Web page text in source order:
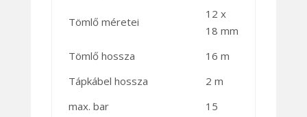
Tömlő méretei
12 x
18 mm
Tömlő hossza
16 m
Tápkábel hossza
2 m
max. bar
15